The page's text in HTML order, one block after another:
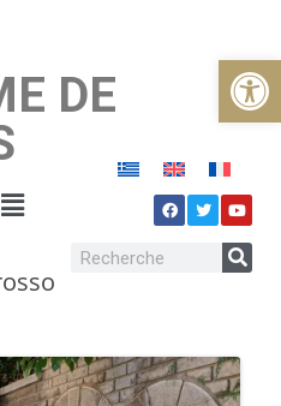
Ouvrir
DE